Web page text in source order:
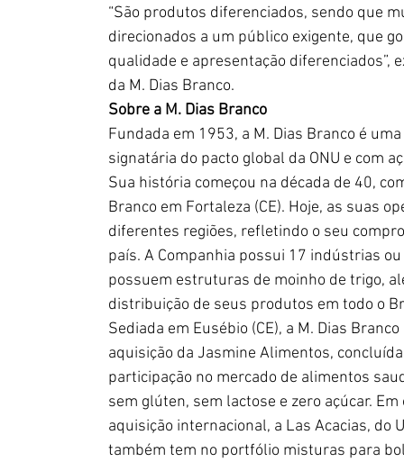
“São produtos diferenciados, sendo que
direcionados a um público exigente, que
qualidade e apresentação diferenciados”,
da M. Dias Branco.
Sobre a M. Dias Branco
Fundada em 1953, a M. Dias Branco é
signatária do pacto global da ONU e com
Sua história começou na década de 40,
Branco em Fortaleza (CE). Hoje, as suas
diferentes regiões, refletindo o seu
país. A Companhia possui 17 indústrias
possuem estruturas de moinho de trigo,
distribuição de seus produtos em todo o
Sediada em Eusébio (CE), a M. Dias
aquisição da Jasmine Alimentos,
participação no mercado de alimentos
sem glúten, sem lactose e zero açúcar.
aquisição internacional, a Las Acacias, do
também tem no portfólio misturas para